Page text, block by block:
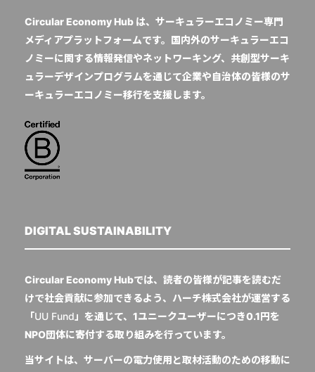
Circular Economy Hub は、サーキュラーエコノミー専門
メディアプラットフォームです。国内外のサーキュラーエコ
ノミーに関する情報発信やネットワーキング、共創型サーキ
ュラーデザインプログラムを通じて企業や自治体の皆様のサ
ーキュラーエコノミー移行を支援します。
DIGITAL SUSTAINABILITY
Circular Economy Hubでは、読者の皆様が記事を読むだ
けで社会貢献に参加できるよう、ハーチ株式会社が運営する
「UU Fund」を通じて、1ユニークユーザーにつき0.1円を
NPO団体に寄付する取り組みを行っています。
当サイトは、サーバーの電力使用と取材活動のための移動に